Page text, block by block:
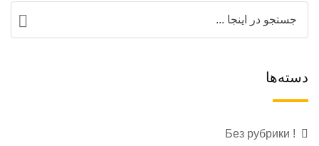
دسته‌ها
! Без рубрики